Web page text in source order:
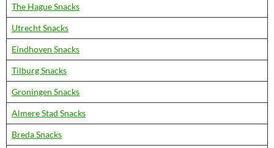
The Hague Snacks
Utrecht Snacks
Eindhoven Snacks
Tilburg Snacks
Groningen Snacks
Almere Stad Snacks
Breda Snacks